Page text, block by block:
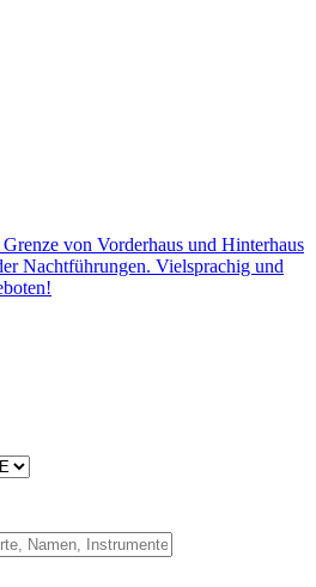
von Vorderhaus und Hinterhaus
Nachtführungen. Vielsprachig und